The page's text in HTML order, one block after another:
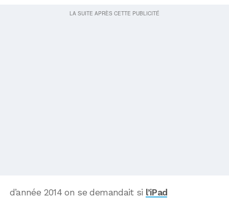
d’année 2014 on se demandait si l’iPad